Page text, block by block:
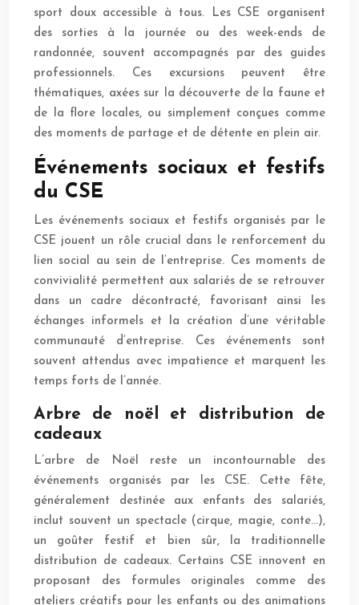
sport doux accessible à tous. Les CSE organisent
des sorties à la journée ou des week-ends de
randonnée, souvent accompagnés par des guides
professionnels. Ces excursions peuvent être
thématiques, axées sur la découverte de la faune et
de la flore locales, ou simplement conçues comme
des moments de partage et de détente en plein air.
Événements sociaux et festifs
du CSE
Les événements sociaux et festifs organisés par le
CSE jouent un rôle crucial dans le renforcement du
lien social au sein de l’entreprise. Ces moments de
convivialité permettent aux salariés de se retrouver
dans un cadre décontracté, favorisant ainsi les
échanges informels et la création d’une véritable
communauté d’entreprise. Ces événements sont
souvent attendus avec impatience et marquent les
temps forts de l’année.
Arbre de noël et distribution de
cadeaux
L’arbre de Noël reste un incontournable des
événements organisés par les CSE. Cette fête,
généralement destinée aux enfants des salariés,
inclut souvent un spectacle (cirque, magie, conte…),
un goûter festif et bien sûr, la traditionnelle
distribution de cadeaux. Certains CSE innovent en
proposant des formules originales comme des
ateliers créatifs pour les enfants ou des animations